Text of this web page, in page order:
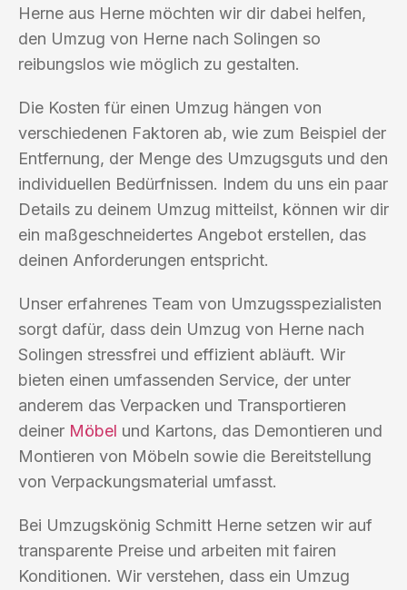
Herne aus Herne möchten wir dir dabei helfen,
den Umzug von Herne nach Solingen so
reibungslos wie möglich zu gestalten.
Die Kosten für einen Umzug hängen von
verschiedenen Faktoren ab, wie zum Beispiel der
Entfernung, der Menge des Umzugsguts und den
individuellen Bedürfnissen. Indem du uns ein paar
Details zu deinem Umzug mitteilst, können wir dir
ein maßgeschneidertes Angebot erstellen, das
deinen Anforderungen entspricht.
Unser erfahrenes Team von Umzugsspezialisten
sorgt dafür, dass dein Umzug von Herne nach
Solingen stressfrei und effizient abläuft. Wir
bieten einen umfassenden Service, der unter
anderem das Verpacken und Transportieren
deiner Möbel und Kartons, das Demontieren und
Montieren von Möbeln sowie die Bereitstellung
von Verpackungsmaterial umfasst.
Bei Umzugskönig Schmitt Herne setzen wir auf
transparente Preise und arbeiten mit fairen
Konditionen. Wir verstehen, dass ein Umzug